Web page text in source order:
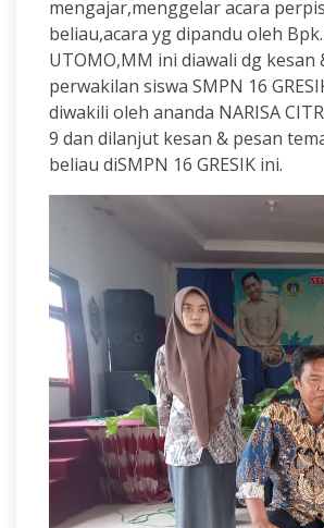
mengajar,menggelar acara
beliau,acara yg dipandu oleh
UTOMO,MM ini diawali dg kesan
perwakilan siswa SMPN 16
diwakili oleh ananda NARISA
9 dan dilanjut kesan & pesan
beliau diSMPN 16 GRESIK ini.